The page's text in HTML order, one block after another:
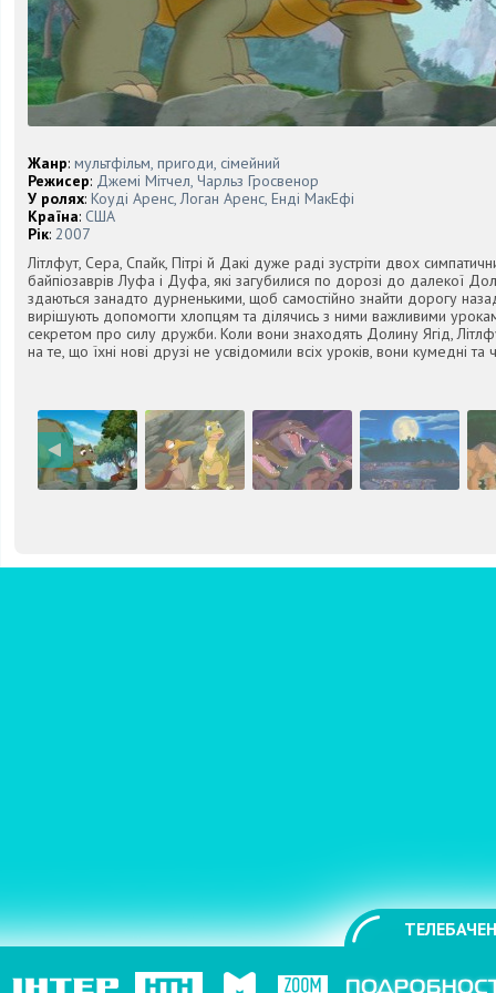
Жанр: мультфільм, пригоди, сімейний
Режисер: Джемі Мітчел, Чарльз Гросвенор
У ролях: Коуді Аренс, Логан Аренс, Енді МакЕфі
Країна: США
Рік: 2007
Літлфут, Сера, Спайк, Пітрі й Дакі дуже раді зустріти двох
байпіозаврів Луфа і Дуфа, які загубилися по дорозі до далекої
здаються занадто дурненькими, щоб самостійно знайти дорогу
вирішують допомогти хлопцям та ділячись з ними важливими
секретом про силу дружби. Коли вони знаходять Долину Ягід,
на те, що їхні нові друзі не усвідомили всіх уроків, вони кумедні